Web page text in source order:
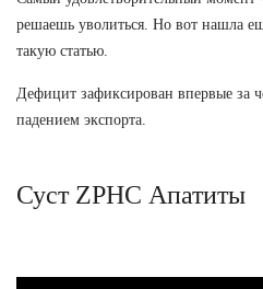
решаешь уволиться. Но вот нашла
такую статью.
Дефицит зафиксирован впервые за
падением экспорта.
Суст ZPHC Апатиты